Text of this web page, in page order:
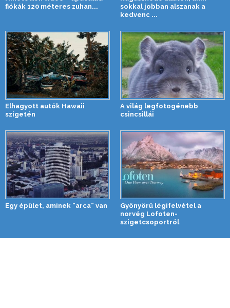
fiókák 120 méteres zuhan...
sokkal jobban alszanak a
kedvenc ...
Elhagyott autók Hawaii
szigetén
A világ legfotogénebb
csincsillái
Egy épület, aminek “arca” van
Gyönyörű légifelvétel a
norvég Lofoten-
szigetcsoportról